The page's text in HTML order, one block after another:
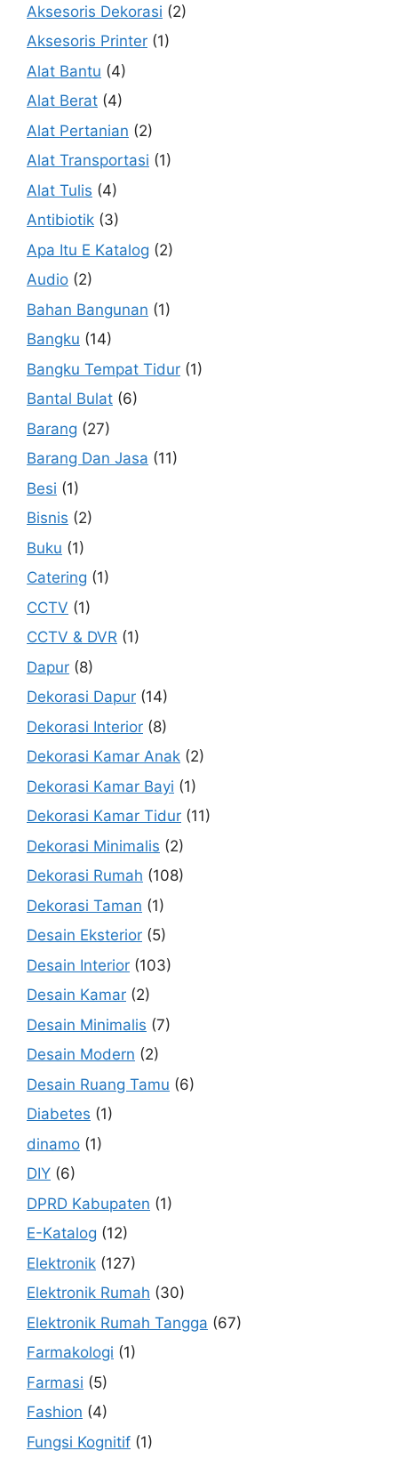
Aksesoris Dekorasi (2)
Aksesoris Printer (1)
Alat Bantu (4)
Alat Berat (4)
Alat Pertanian (2)
Alat Transportasi (1)
Alat Tulis (4)
Antibiotik (3)
Apa Itu E Katalog (2)
Audio (2)
Bahan Bangunan (1)
Bangku (14)
Bangku Tempat Tidur (1)
Bantal Bulat (6)
Barang (27)
Barang Dan Jasa (11)
Besi (1)
Bisnis (2)
Buku (1)
Catering (1)
CCTV (1)
CCTV & DVR (1)
Dapur (8)
Dekorasi Dapur (14)
Dekorasi Interior (8)
Dekorasi Kamar Anak (2)
Dekorasi Kamar Bayi (1)
Dekorasi Kamar Tidur (11)
Dekorasi Minimalis (2)
Dekorasi Rumah (108)
Dekorasi Taman (1)
Desain Eksterior (5)
Desain Interior (103)
Desain Kamar (2)
Desain Minimalis (7)
Desain Modern (2)
Desain Ruang Tamu (6)
Diabetes (1)
dinamo (1)
DIY (6)
DPRD Kabupaten (1)
E-Katalog (12)
Elektronik (127)
Elektronik Rumah (30)
Elektronik Rumah Tangga (67)
Farmakologi (1)
Farmasi (5)
Fashion (4)
Fungsi Kognitif (1)